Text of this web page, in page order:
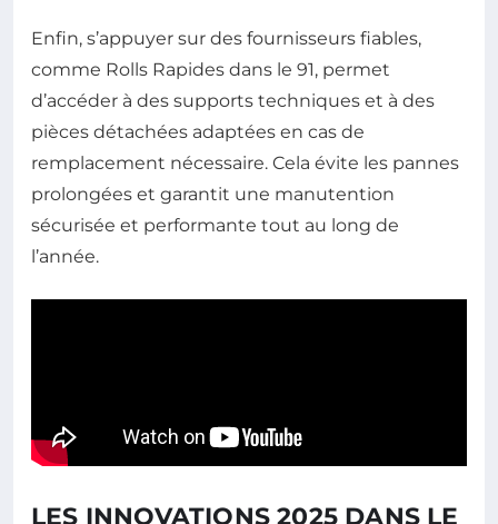
Enfin, s’appuyer sur des fournisseurs fiables,
comme Rolls Rapides dans le 91, permet
d’accéder à des supports techniques et à des
pièces détachées adaptées en cas de
remplacement nécessaire. Cela évite les pannes
prolongées et garantit une manutention
sécurisée et performante tout au long de
l’année.
LES INNOVATIONS 2025 DANS LE